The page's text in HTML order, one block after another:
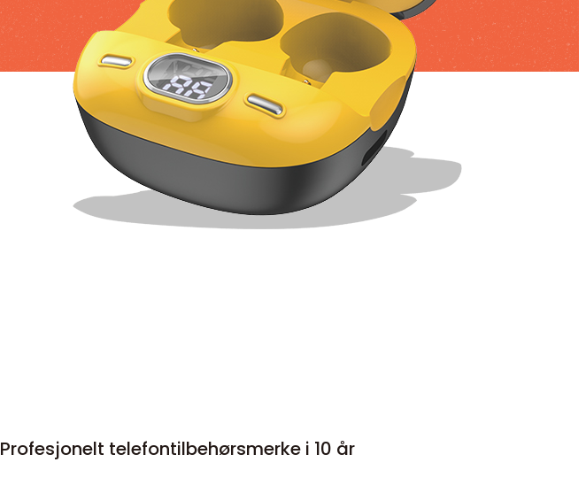
Profesjonelt telefontilbehørsmerke i 10 år